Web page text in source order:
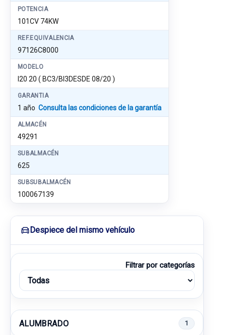
POTENCIA
101CV 74KW
REF.EQUIVALENCIA
97126C8000
MODELO
I20 20 ( BC3/BI3DESDE 08/20 )
GARANTIA
1 año Consulta las condiciones de la garantía
ALMACÉN
49291
SUBALMACÉN
625
SUBSUBALMACÉN
100067139
Despiece del mismo vehículo
Filtrar por categorías
ALUMBRADO 1